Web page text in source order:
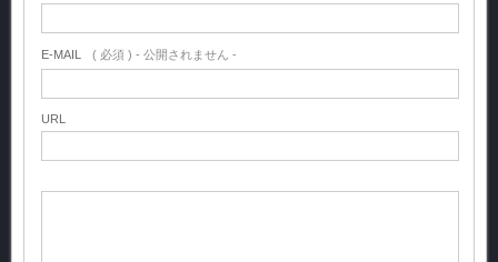
E-MAIL ( 必須 ) - 公開されません -
URL